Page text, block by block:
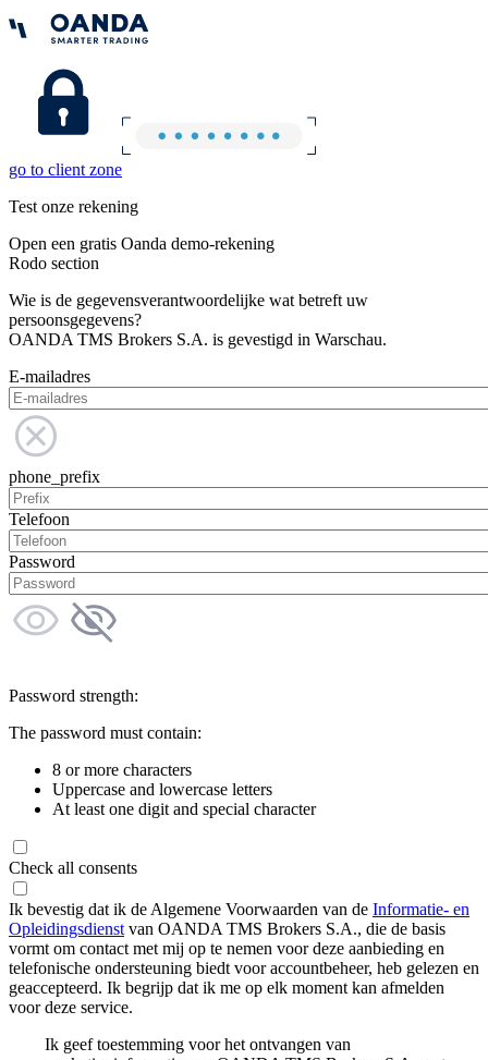
go to client zone
Test onze rekening
Open een gratis Oanda demo-rekening
Rodo section
Wie is de gegevensverantwoordelijke wat betreft uw
persoonsgegevens?
OANDA TMS Brokers S.A. is gevestigd in Warschau.
E-mailadres
phone_prefix
Telefoon
Password
Password strength:
The password must contain:
8 or more characters
Uppercase and lowercase letters
At least one digit and special character
Check all consents
Ik bevestig dat ik de Algemene Voorwaarden van de Informatie- en
Opleidingsdienst van OANDA TMS Brokers S.A., die de basis
vormt om contact met mij op te nemen voor deze aanbieding en
telefonische ondersteuning biedt voor accountbeheer, heb gelezen en
geaccepteerd. Ik begrijp dat ik me op elk moment kan afmelden
voor deze service.
Ik geef toestemming voor het ontvangen van